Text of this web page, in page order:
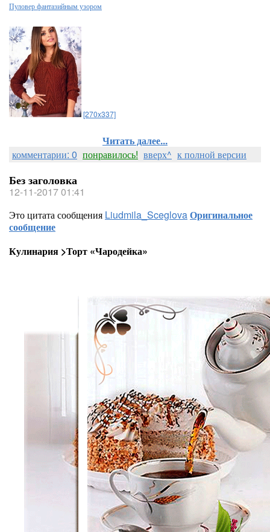
Пуловер фантазийным узором
[270x337]
Читать далее...
комментарии: 0 понравилось! вверх^ к полной версии
Без заголовка
12-11-2017 01:41
Это цитата сообщения Liudmila_SceglovaОригинальное
сообщение
Кулинария >Торт «Чародейка»